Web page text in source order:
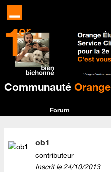
Communauté Orange
Forum
ob1
contributeur
Inscrit le‎24/10/2013